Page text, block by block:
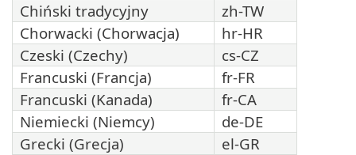
Chiński tradycyjny
zh-TW
Chorwacki (Chorwacja)
hr-HR
Czeski (Czechy)
cs-CZ
Francuski (Francja)
fr-FR
Francuski (Kanada)
fr-CA
Niemiecki (Niemcy)
de-DE
Grecki (Grecja)
el-GR